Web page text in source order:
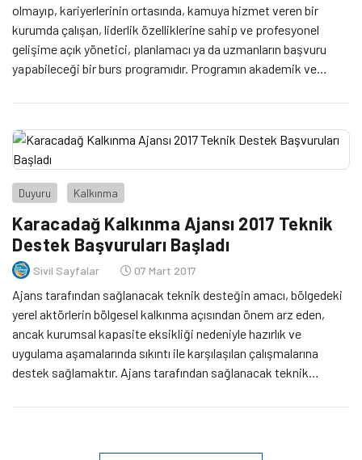
olmayıp, kariyerlerinin ortasında, kamuya hizmet veren bir
kurumda çalışan, liderlik özelliklerine sahip ve profesyonel
gelişime açık yönetici, planlamacı ya da uzmanların başvuru
yapabileceği bir burs programıdır. Programın akademik ve
Humphrey bursiyerleri, misafir edildikleri üniversitelerde takip
ettikleri özel çalışma programlarının yanı […]
Duyuru Kalkınma
Karacadağ Kalkınma Ajansı 2017 Teknik
Destek Başvuruları Başladı
Sivil Sayfalar 07 Mart 2017
Ajans tarafından sağlanacak teknik desteğin amacı, bölgedeki
yerel aktörlerin bölgesel kalkınma açısından önem arz eden,
ancak kurumsal kapasite eksikliği nedeniyle hazırlık ve
uygulama aşamalarında sıkıntı ile karşılaşılan çalışmalarına
destek sağlamaktır. Ajans tarafından sağlanacak teknik
çağrısı ile ilişkilendirilmemek koşuluyla; Yerel yönetimlerin